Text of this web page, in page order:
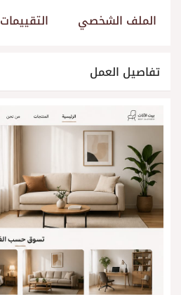
الملف الشخصي التقييمات
تفاصيل العمل